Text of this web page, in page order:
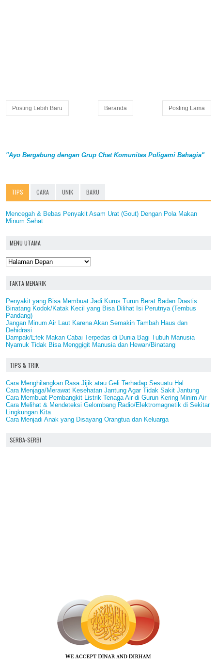
Posting Lebih Baru Posting Lama
Beranda
"Ayo Bergabung dengan Grup Chat Komunitas Poligami Bahagia"
TIPS CARA UNIK BARU
Mencegah & Bebas Penyakit Asam Urat (Gout) Dengan Pola Makan
Minum Sehat
MENU UTAMA
FAKTA MENARIK
Penyakit yang Bisa Membuat Jadi Kurus Turun Berat Badan Drastis
Binatang Kodok/Katak Kecil yang Bisa Dilihat Isi Perutnya (Tembus
Pandang)
Jangan Minum Air Laut Karena Akan Semakin Tambah Haus dan
Dehidrasi
Dampak/Efek Makan Cabai Terpedas di Dunia Bagi Tubuh Manusia
Nyamuk Tidak Bisa Menggigit Manusia dan Hewan/Binatang
TIPS & TRIK
Cara Menghilangkan Rasa Jijik atau Geli Terhadap Sesuatu Hal
Cara Menjaga/Merawat Kesehatan Jantung Agar Tidak Sakit Jantung
Cara Membuat Pembangkit Listrik Tenaga Air di Gurun Kering Minim Air
Cara Melihat & Mendeteksi Gelombang Radio/Elektromagnetik di Sekitar
Lingkungan Kita
Cara Menjadi Anak yang Disayang Orangtua dan Keluarga
SERBA-SERBI